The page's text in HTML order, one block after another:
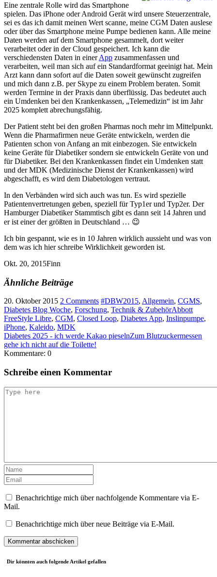
Eine zentrale Rolle wird das Smartphone
spielen. Das iPhone oder Android Gerät wird unsere Steuerzentrale,
sei es das ich damit meinen Wert scanne, meine CGM Daten auslese
oder über das Smartphone meine Pumpe bedienen kann. Alle meine
Daten werden auf dem Smartphone gesammelt, dort weiter
verarbeitet oder in der Cloud gespeichert. Ich kann die
verschiedensten Daten in einerApp zusammenfassen und
verarbeiten, weil man sich auf ein Standardformat geeinigt hat. Mein
Arzt kann dann sofort auf die Daten soweit gewünscht zugreifen
und mich dann z.B. per Skype zu einem Problem beraten. Somit
werden Termine in der Praxis dann überflüssig. Das bedeutet auch
ein Umdenken bei den Krankenkassen, „Telemedizin“ ist im Jahr
2025 komplett abrechungsfähig.
Der Patient steht bei den großen Pharmas noch mehr im Mittelpunkt.
Wenn die Pharmafirmen neue Geräte entwickeln, werden die
Patienten schon von Anfang an mit einbezogen. Sie entwickeln
keine Geräte für Diabetiker sondern sie entwickeln Geräte von und
für Diabetiker. Bei den Krankenkassen findet ein Umdenken statt
und der MDK (Medizinische Dienst der Krankenkassen) wird
abgeschafft, es wird dem Diabetologen vertraut.
In den Verbänden wird sich auch was tun. Es wird spezielle
Patientenvertretungen geben, speziell für Typ1er und Typ2er. Der
Hamburger Diabetiker Stammtisch gibt es dann seit 14 Jahren und
er ist einer der größten in Deutschland … 😉
Ich bin gespannt, wie es in 10 Jahren wirklich aussieht und was von
dem was ich hier schreibe Wirklichkeit geworden ist.
Okt. 20, 2015Finn
Ähnliche Beiträge
20. Oktober 2015 2 Comments #DBW2015, Allgemein, CGMS,
Diabetes Blog Woche, Forschung, Technik & ZubehörAbbott
FreeStyle Libre, CGM, Closed Loop, Diabetes App, Inslinpumpe,
iPhone, Kaleido, MDK
Diabetes 2025 - ich werde Kakao pieselnZum Blutzuckermessen
gehe ich nicht auf die Toilette!
Kommentare: 0
Schreibe einen Kommentar
Benachrichtige mich über nachfolgende Kommentare via E-
Mail.
Benachrichtige mich über neue Beiträge via E-Mail.
Dir könnten auch folgende Artikel gefallen